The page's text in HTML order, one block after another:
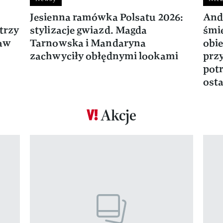
Jesienna ramówka Polsatu 2026:
stylizacje gwiazd. Magda
Tarnowska i Mandaryna
zachwyciły obłędnymi lookami
Akcje